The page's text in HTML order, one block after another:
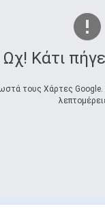
Ωχ! Κάτι
τους Χάρτες Google.